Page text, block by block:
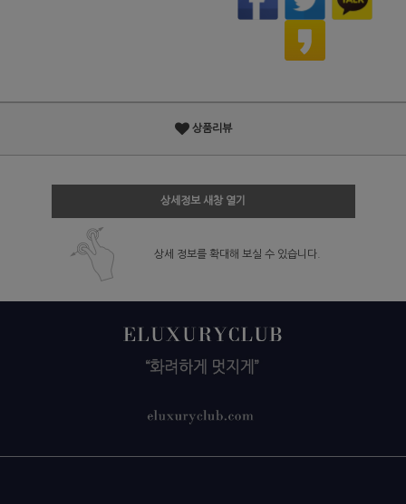
상품리뷰
상세정보 새창 열기
상세 정보를 확대해 보실 수 있습니다.